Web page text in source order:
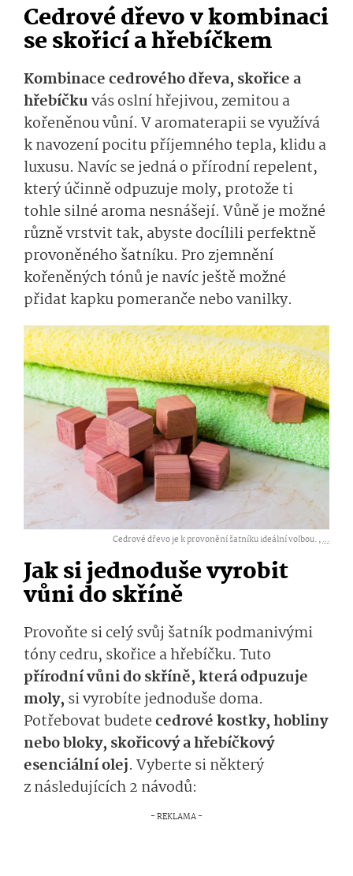
Cedrové dřevo v kombinaci
se skořicí a hřebíčkem
Kombinace cedrového dřeva, skořice a
hřebíčkuvás oslní hřejivou, zemitou a
kořeněnou vůní. V aromaterapii se využívá
k navození pocitu příjemného tepla, klidu a
luxusu. Navíc se jedná o přírodní repelent,
který účinně odpuzuje moly, protože ti
tohle silné aroma nesnášejí. Vůně je možné
různě vrstvit tak, abyste docílili perfektně
provoněného šatníku. Pro zjemnění
kořeněných tónů je navíc ještě možné
přidat kapku pomeranče nebo vanilky.
Cedrové dřevo je k provonění šatníku ideální volbou. ,...
Jak si jednoduše vyrobit
vůni do skříně
Provoňte si celý svůj šatník podmanivými
tóny cedru, skořice a hřebíčku. Tuto
přírodní vůni do skříně, která odpuzuje
moly,si vyrobíte jednoduše doma.
Potřebovat budetecedrové kostky, hobliny
nebo bloky, skořicový a hřebíčkový
esenciální olej. Vyberte si některý
z následujících 2 návodů: